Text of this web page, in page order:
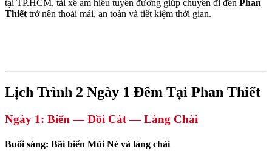
tại TP.HCM, tài xế am hiểu tuyến đường giúp chuyến đi đến Phan
Thiết trở nên thoải mái, an toàn và tiết kiệm thời gian.
Lịch Trình 2 Ngày 1 Đêm Tại Phan Thiết
Ngày 1: Biển — Đồi Cát — Làng Chài
Buổi sáng: Bãi biển Mũi Né và làng chài